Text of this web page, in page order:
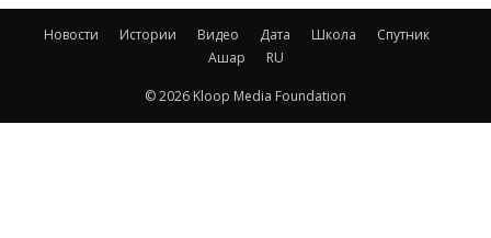
Новости Истории Видео Дата Школа
Спутник
Ашар
RU
© 2026 Kloop Media Foundation